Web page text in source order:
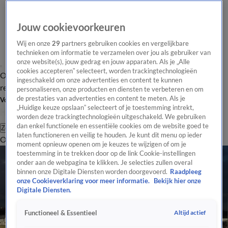
Overzicht Laatste nieuws Regionieuws Het beste van Hart
Tip de
redactie
Volg Hart van Nederland
Zoeken
OverzichtRegioUitzendingenWeerTip de redactiePanelVideo's
Jouw cookievoorkeuren
Wij en onze29 partners gebruiken cookies en vergelijkbare
technieken om informatie te verzamelen over jou als gebruiker van
onze website(s), jouw gedrag en jouw apparaten. Als je „Alle
cookies accepteren” selecteert, worden trackingtechnologieën
ingeschakeld om onze advertenties en content te kunnen
personaliseren, onze producten en diensten te verbeteren en om
de prestaties van advertenties en content te meten. Als je
„Huidige keuze opslaan” selecteert of je toestemming intrekt,
worden deze trackingtechnologieën uitgeschakeld. We gebruiken
dan enkel functionele en essentiële cookies om de website goed te
laten functioneren en veilig te houden. Je kunt dit menu op ieder
moment opnieuw openen om je keuzes te wijzigen of om je
toestemming in te trekken door op de link Cookie-instellingen
onder aan de webpagina te klikken. Je selecties zullen overal
binnen onze Digitale Diensten worden doorgevoerd. Raadpleeg
onze Cookieverklaring voor meer informatie.
Bekijk hier onze
Digitale Diensten.
Functioneel & Essentieel Altijd actief